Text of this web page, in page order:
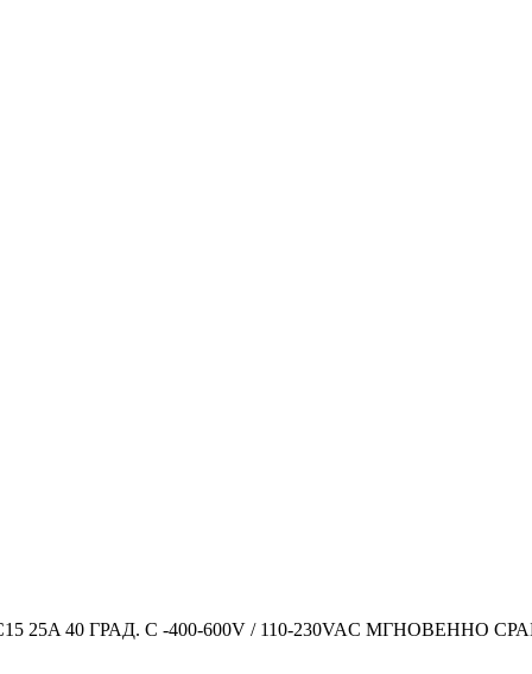
25A 40 ГРАД. C -400-600V / 110-230VAC МГНОВЕННО